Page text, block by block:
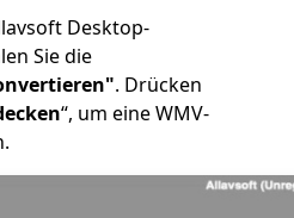
Desktop-
Sie die
. Drücken
“, um eine WMV-